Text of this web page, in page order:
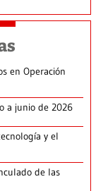
en Operación
a junio de 2026
y el
de las